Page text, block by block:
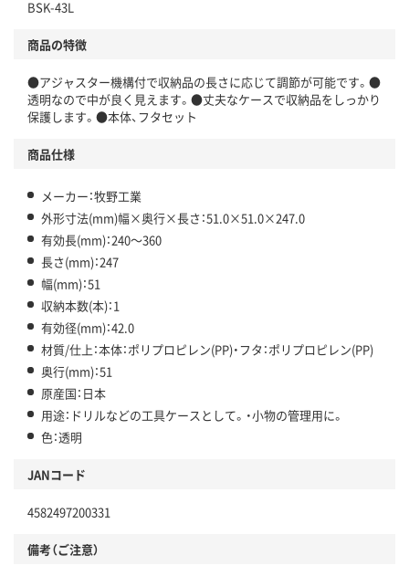
BSK-43L
商品の特徴
●アジャスター機構付で収納品の長さに応じて調節が可能です。●
透明なので中が良く見えます。●丈夫なケースで収納品をしっかり
保護します。●本体、フタセット
商品仕様
メーカー：牧野工業
外形寸法(mm)幅×奥行×長さ：51.0×51.0×247.0
有効長(mm)：240～360
長さ(mm)：247
幅(mm)：51
収納本数(本)：1
有効径(mm)：42.0
材質/仕上：本体：ポリプロピレン(PP)・フタ：ポリプロピレン(PP)
奥行(mm)：51
原産国：日本
用途：ドリルなどの工具ケースとして。・小物の管理用に。
色：透明
JANコード
4582497200331
備考（ご注意）